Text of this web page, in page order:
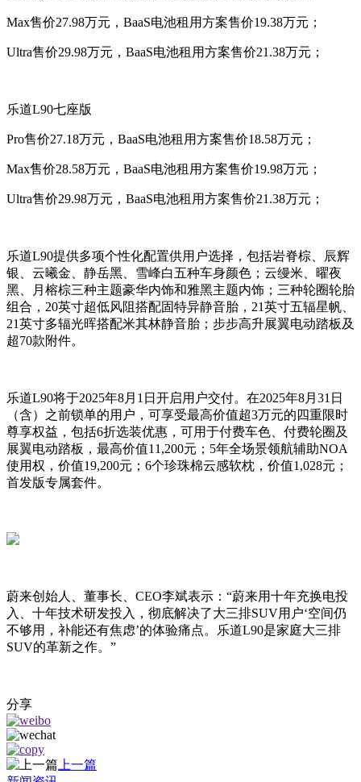
Max售价27.98万元，BaaS电池租用方案售价19.38万元；
Ultra售价29.98万元，BaaS电池租用方案售价21.38万元；
乐道L90七座版
Pro售价27.18万元，BaaS电池租用方案售价18.58万元；
Max售价28.58万元，BaaS电池租用方案售价19.98万元；
Ultra售价29.98万元，BaaS电池租用方案售价21.38万元；
乐道L90提供多项个性化配置供用户选择，包括岩脊棕、辰辉
银、云曦金、静岳黑、雪峰白五种车身颜色；云缦米、曜夜
黑、月榕棕三种主题豪华内饰和雅黑主题内饰；三种轮圈轮胎
组合，20英寸超低风阻搭配固特异静音胎，21英寸五辐星帆、
21英寸多辐光晖搭配米其林静音胎；步步高升展翼电动踏板及
超70款附件。
乐道L90将于2025年8月1日开启用户交付。在2025年8月31日
（含）之前锁单的用户，可享受最高价值超3万元的四重限时
尊享权益，包括6折选装优惠，可用于付费车色、付费轮圈及
展翼电动踏板，最高价值11,200元；5年全场景领航辅助NOA
使用权，价值19,200元；6个珍珠棉云感软枕，价值1,028元；
首发版专属套件。
蔚来创始人、董事长、CEO李斌表示：“蔚来用十年充换电投
入、十年技术研发投入，彻底解决了大三排SUV用户‘空间仍
不够用，补能还有焦虑’的体验痛点。乐道L90是家庭大三排
SUV的革新之作。”
分享
上一篇